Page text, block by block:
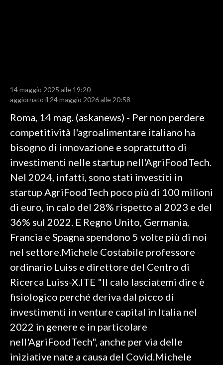
RISULTATI E CLASSIFICHE
CALCIO REGIONALE
BASKET
VOLLEY
MOTORI
TENNIS
ALTRI SPORT
CULTURA
GOSSIP
SALUTE
SARDEGNA TURISMO
SARDI NEL MONDO
NOTIZIE
14 maggio 2025 alle 19:20
aggiornato il 24 maggio 2026 alle 20:58
Roma, 14 mag. (askanews) - Per non perdere
competitività l'agroalimentare italiano ha
bisogno di innovazione e soprattutto di
investimenti nelle startup nell'AgriFoodTech.
Nel 2024, infatti, sono stati investiti in
startup AgriFoodTech poco più di 100 milioni
di euro, in calo del 28% rispetto al 2023 e del
36% sul 2022. E Regno Unito, Germania,
Francia e Spagna spendono 5 volte più di noi
nel settore.Michele Costabile professore
ordinario Luiss e direttore del Centro di
Ricerca Luiss-X.ITE "Il calo lasciatemi dire è
fisiologico perché deriva dal picco di
investimenti in venture capital in Italia nel
2022 in genere e in particolare
nell'AgriFoodTech", anche per via delle
iniziative nate a causa del Covid.Michele